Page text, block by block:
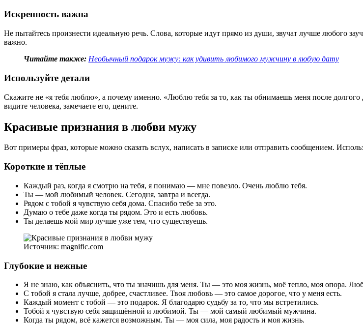
Искренность важна
Не пытайтесь произнести идеальную речь. Слова, которые идут прямо из души, звучат лучше любого
важно.
Читайте также: Необычный подарок мужу: как удивить любимого мужчину в любую дату
Используйте детали
Скажите не «я тебя люблю», а почему именно. «Люблю тебя за то, как ты обнимаешь меня после
видите человека, замечаете его, цените.
Красивые признания в любви мужу
Вот примеры фраз, которые можно сказать вслух, написать в записке или отправить сообщением.
Короткие и тёплые
Каждый раз, когда я смотрю на тебя, я понимаю — мне повезло. Очень люблю тебя.
Ты — мой любимый человек. Сегодня, завтра и всегда.
Рядом с тобой я чувствую себя дома. Спасибо тебе за это.
Думаю о тебе даже когда ты рядом. Это и есть любовь.
Ты делаешь мой мир лучше уже тем, что существуешь.
Источник: magnific.com
Глубокие и нежные
Я не знаю, как объяснить, что ты значишь для меня. Ты — это моя жизнь, моё тепло, моя опора.
С тобой я стала лучше, добрее, счастливее. Твоя любовь — это самое дорогое, что у меня есть.
Каждый момент с тобой — это подарок. Я благодарю судьбу за то, что мы встретились.
Тобой я чувствую себя защищённой и любимой. Ты — мой самый любимый мужчина.
Когда ты рядом, всё кажется возможным. Ты — моя сила, моя радость и моя жизнь.